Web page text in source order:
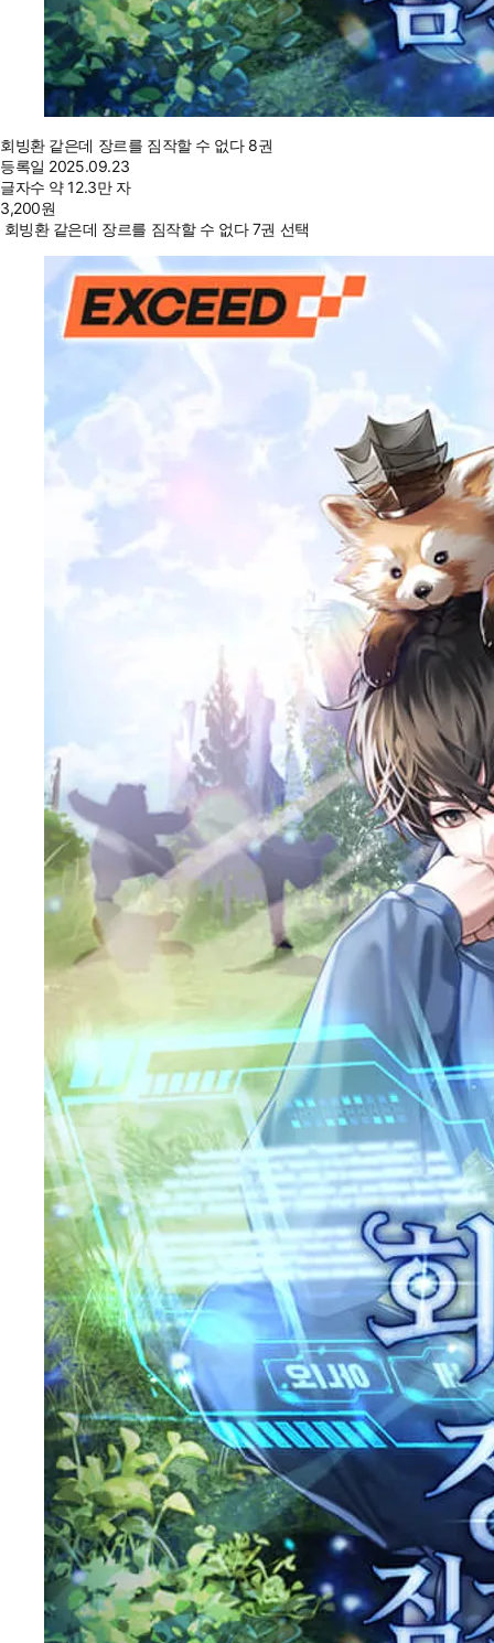
회빙환 같은데 장르를 짐작할 수 없다 8권
등록일 2025.09.23
글자수 약 12.3만 자
3,200원
회빙환 같은데 장르를 짐작할 수 없다 7권 선택